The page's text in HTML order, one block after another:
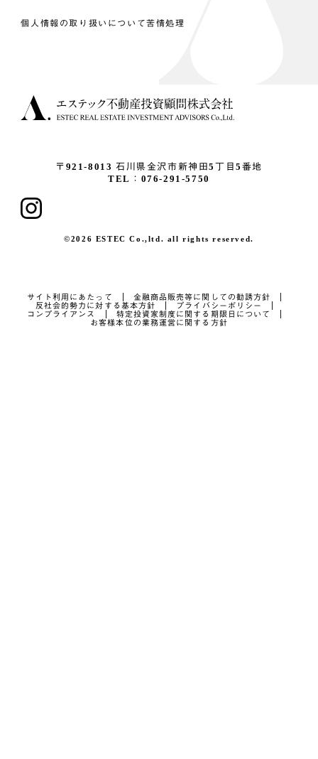
〒921-8013 石川県金沢市新神田5丁目5番地
TEL：076-291-5750
©2026 ESTEC Co.,ltd. all rights reserved.
個人情報の取り扱いについて苦情処理
サイト利用にあたって
金融商品販売等に関しての勧誘方針
反社会的勢力に対する基本方針
プライバシーポリシー
コンプライアンス
特定投資家制度に関する期限日について
お客様本位の業務運営に関する方針